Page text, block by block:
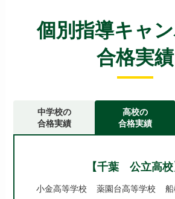
個別指導キャ
合格実績
中学校の
合格実績
高校の
合格実績
【千葉 公立高校
小金高等学校 薬園台高等学校